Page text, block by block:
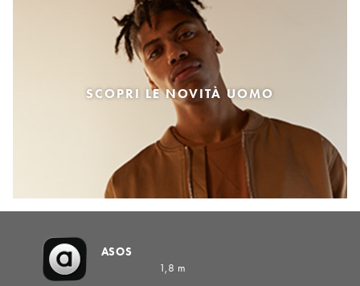
SCOPRI LE NOVITÀ UOMO
ASOS
1,8 m